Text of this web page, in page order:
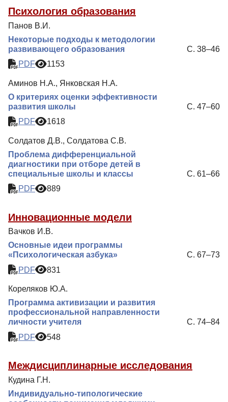
Психология образования
Панов В.И.
Некоторые подходы к методологии
развивающего образования
С. 38–46
PDF
1153
Аминов Н.А., Янковская Н.А.
О критериях оценки эффективности
развития школы
С. 47–60
PDF
1618
Солдатов Д.В., Солдатова С.В.
Проблема дифференциальной
диагностики при отборе детей в
специальные школы и классы
С. 61–66
PDF
889
Инновационные модели
Вачков И.В.
Основные идеи программы
«Психологическая азбука»
С. 67–73
PDF
831
Кореляков Ю.А.
Программа активизации и развития
профессиональной направленности
личности учителя
С. 74–84
PDF
548
Междисциплинарные исследования
Кудина Г.Н.
Индивидуально-типологические